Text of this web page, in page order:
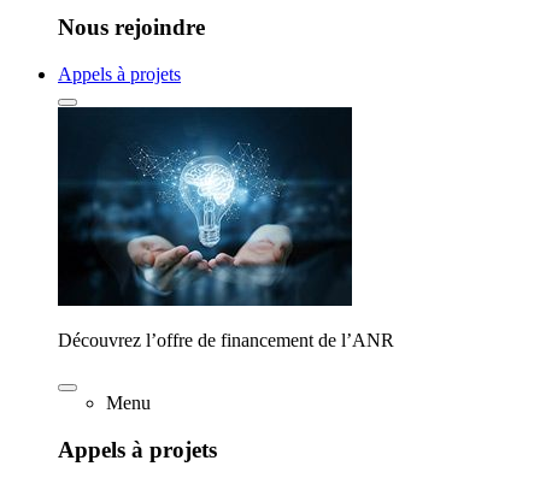
Nous rejoindre
Appels à projets
Découvrez l’offre de financement de l’ANR
Menu
Appels à projets